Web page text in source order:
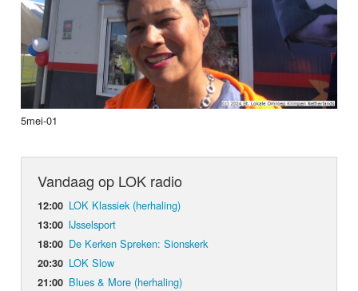
5mei-01
Vandaag op LOK radio
12:00 LOK Klassiek (herhaling)
13:00 IJsselsport
18:00 De Kerken Spreken: Sionskerk
20:30 LOK Slow
21:00 Blues & More (herhaling)